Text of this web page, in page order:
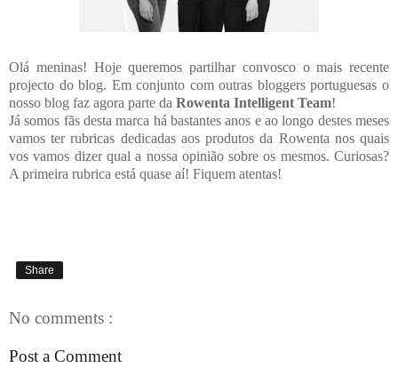
Olá meninas! Hoje queremos partilhar convosco o mais recente
projecto do blog. Em conjunto com outras bloggers portuguesas o
nosso blog faz agora parte da Rowenta Intelligent Team!
Já somos fãs desta marca há bastantes anos e ao longo destes meses
vamos ter rubricas dedicadas aos produtos da Rowenta nos quais
vos vamos dizer qual a nossa opinião sobre os mesmos. Curiosas?
A primeira rubrica está quase aí! Fiquem atentas!
Share
No comments :
Post a Comment